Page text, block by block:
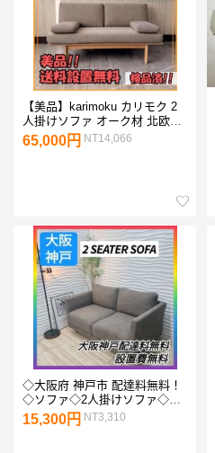
【美品】karimoku カリモク 2
人掛けソファ オーク材 北欧ク
ッション付き
65,000円 NT14,066
◇大阪府 神戸市 配達料無料！
◇ソファ◇2人掛けソファ◇ブ
ラウンカラー◇
15,300円 NT3,310